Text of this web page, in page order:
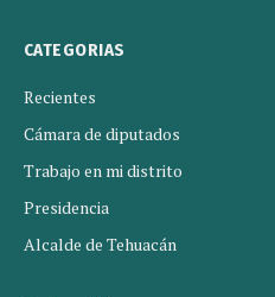
CATEGORIAS
Recientes
Cámara de diputados
Trabajo en mi distrito
Presidencia
Alcalde de Tehuacán